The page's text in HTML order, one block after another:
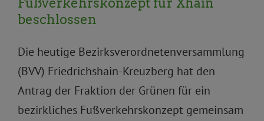
beschlossen
Die heutige Bezirksverordnetenversammlung
(BVV) Friedrichshain-Kreuzberg hat den
Antrag der Fraktion der Grünen für ein
bezirkliches Fußverkehrskonzept gemeinsam